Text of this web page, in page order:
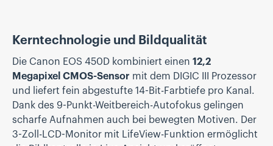
Kerntechnologie und Bildqualität
Die Canon EOS 450D kombiniert einen 12,2
Megapixel CMOS-Sensor mit dem DIGIC III Prozessor
und liefert fein abgestufte 14-Bit-Farbtiefe pro Kanal.
Dank des 9-Punkt-Weitbereich-Autofokus gelingen
scharfe Aufnahmen auch bei bewegten Motiven. Der
3-Zoll-LCD-Monitor mit LifeView-Funktion ermöglicht